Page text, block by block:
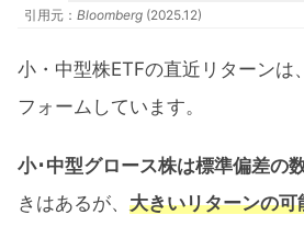
引用元： Bloomberg (2025.12)
小・中型株ETFの直近リターンは
フォームしています。
小･中型グロース株は標準偏差の
きはあるが、 大きいリターンの可